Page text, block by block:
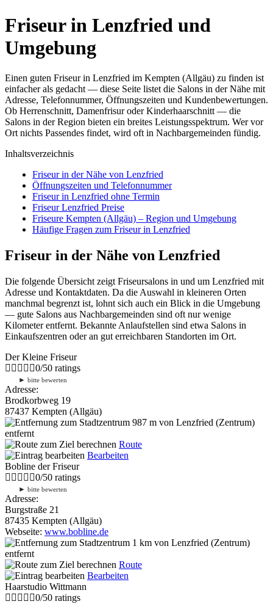
Friseur in Lenzfried und
Umgebung
Einen guten Friseur in Lenzfried im Kempten (Allgäu) zu finden ist
einfacher als gedacht — diese Seite listet die Salons in der Nähe mit
Adresse, Telefonnummer, Öffnungszeiten und Kundenbewertungen.
Ob Herrenschnitt, Damenfrisur oder Kinderhaarschnitt — die
Salons in der Region bieten ein breites Leistungsspektrum. Wer vor
Ort nichts Passendes findet, wird oft in Nachbargemeinden fündig.
Inhaltsverzeichnis
Friseur in der Nähe von Lenzfried
Öffnungszeiten und Telefonnummer
Friseur in Lenzfried ohne Termin
Friseur Lenzfried Preise
Friseure Kempten (Allgäu) – Region und Umgebung
Häufige Fragen zum Friseur in Lenzfried
Friseur in der Nähe von Lenzfried
Die folgende Übersicht zeigt Friseursalons in und um Lenzfried mit
Adresse und Kontaktdaten. Da die Auswahl in kleineren Orten
manchmal begrenzt ist, lohnt sich auch ein Blick in die Umgebung
— gute Salons aus Nachbargemeinden sind oft nur wenige
Kilometer entfernt. Bekannte Anlaufstellen sind etwa Salons in
Einkaufszentren oder an gut erreichbaren Standorten im Ort.
Der Kleine Friseur
0/50 ratings
► bitte bewerten
Adresse:
Brodkorbweg 19
87437 Kempten (Allgäu)
987 m von Lenzfried (Zentrum)
entfernt
Route
Bearbeiten
Bobline der Friseur
0/50 ratings
► bitte bewerten
Adresse:
Burgstraße 21
87435 Kempten (Allgäu)
Webseite: www.bobline.de
1 km von Lenzfried (Zentrum)
entfernt
Route
Bearbeiten
Haarstudio Wittmann
0/50 ratings